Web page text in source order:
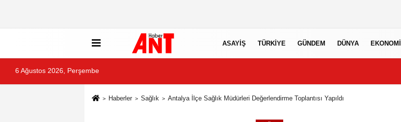
ASAYIŞ TÜRKIYE GÜNDEM DÜNYA EKONOMI
6 Ağustos 2026, Perşembe
Haberler Sağlık Antalya İlçe Sağlık Müdürleri Değerlendirme Toplantısı Yapıldı